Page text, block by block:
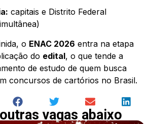
capitais e Distrito Federal
o ENAC 2026 entra na etapa
do edital, o que tende a
de estudo de quem busca
concursos de cartórios no Brasil.
vagas abaixo